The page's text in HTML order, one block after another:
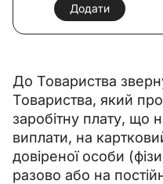
Додати
До Товариства
Товариства, який
заробітну плату, що
виплати, на
довіреної особи
разово або на